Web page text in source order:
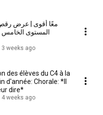
معًا أقوى | عرض
المستوى
3 weeks ago
des élèves du C4 à la
d'année: Chorale: *Il
dire*
4 weeks ago